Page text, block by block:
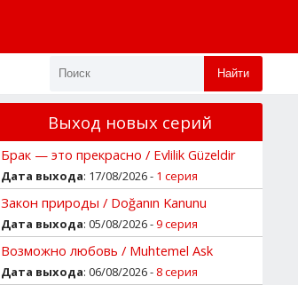
Найти
Выход новых серий
Брак — это прекрасно / Evlilik Güzeldir
Дата выхода: 17/08/2026 - 1 серия
Закон природы / Doğanın Kanunu
Дата выхода: 05/08/2026 -9 серия
Возможно любовь / Muhtemel Ask
Дата выхода: 06/08/2026 - 8 серия